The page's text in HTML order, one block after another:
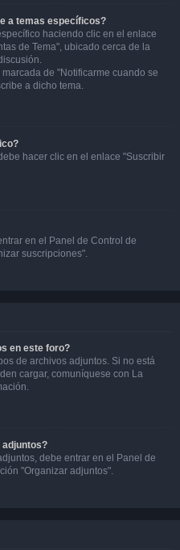
a temas específicos?
haciendo clic en el enlace
de Tema", ubicado cerca de la
de "Notificarme cuando se
a dicho tema.
hacer clic en el enlace "Suscribir
en el Panel de Control de
suscripciones".
en este foro?
de archivos adjuntos. Si no está
cargar, comuníquese con La
debe entrar en el Panel de
"Organizar adjuntos".